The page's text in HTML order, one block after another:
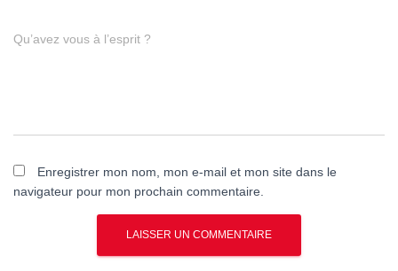
Qu’avez vous à l’esprit ?
Enregistrer mon nom, mon e-mail et mon site dans le
navigateur pour mon prochain commentaire.